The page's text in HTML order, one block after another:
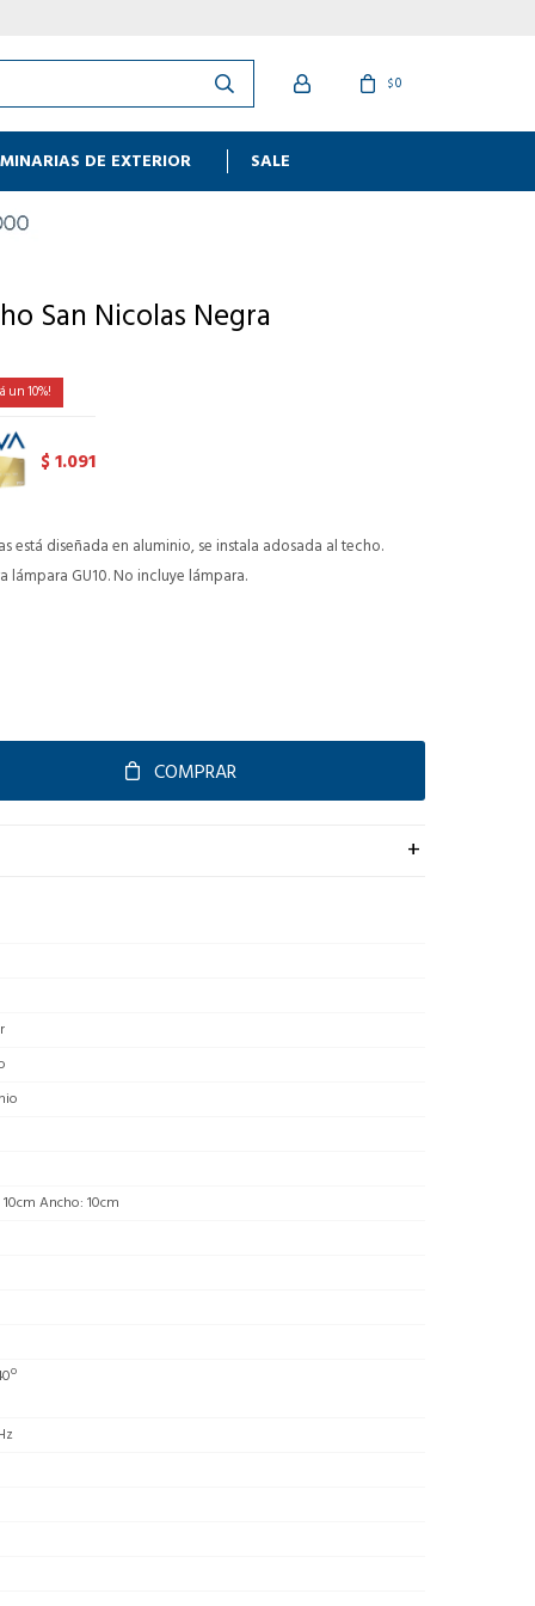
DE EXTERIOR SALE
$0
San Nicolas Negra
10
$1.091
está diseñada en aluminio, se instala adosada al techo.
GU10. No incluye lámpara.
COMPRAR
Ancho: 10cm